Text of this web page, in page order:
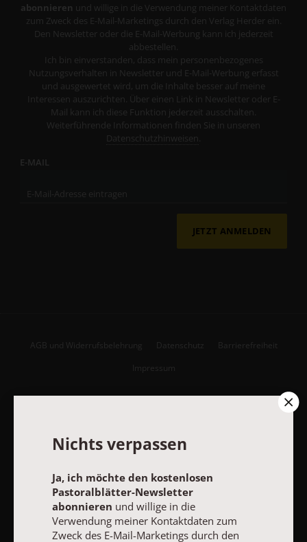
abonnieren und willige in die Verwendung meiner Kontaktdaten
zum Zweck des E-Mail-Marketings durch den Verlag Herder ein.
Den Newsletter oder die E-Mail-Werbung kann ich jederzeit
abbestellen.
Ich bin einverstanden, dass mein personenbezogenes
Nutzungsverhalten in Newsletter und E-Mail-Werbung erfasst
und ausgewertet wird, um die Inhalte besser auf meine
Interessen auszurichten. Über einen Link in Newsletter oder E-
Mail kann ich diese Funktion jederzeit ausschalten.
Weiterführende Informationen finden Sie in unseren
Datenschutzhinweisen
E-MAIL
JETZT ANMELDEN
AGB und Widerrufsbelehrung Datenschutz Barrierefreiheit
Impressum
Nichts verpassen
Ja, ich möchte den kostenlosen
Pastoralblätter-Newsletter
abonnieren und willige in die
Verwendung meiner Kontaktdaten zum
Zweck des E-Mail-Marketings durch den